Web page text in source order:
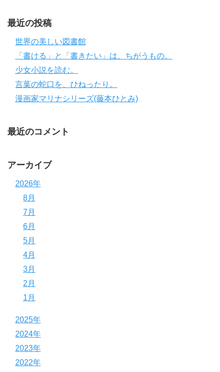
最近の投稿
世界の美しい図書館
「書ける」と「書きたい」は、ちがうもの。
少女小説を読む。
言葉の蛇口を、ひねったり。
漫画家マリナシリーズ(藤本ひとみ)
最近のコメント
アーカイブ
2026年
8月
7月
6月
5月
4月
3月
2月
1月
2025年
2024年
2023年
2022年